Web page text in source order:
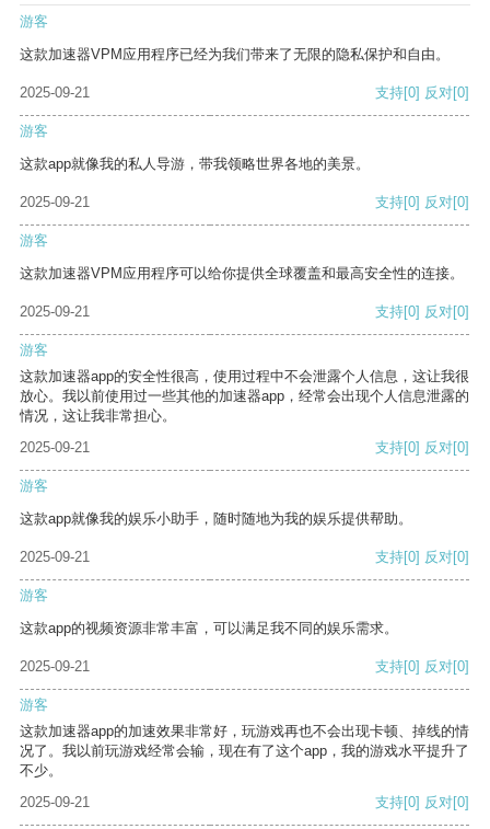
游客
这款加速器VPM应用程序已经为我们带来了无限的隐私保护和自由。
2025-09-21 支持[0] 反对[0]
游客
这款app就像我的私人导游，带我领略世界各地的美景。
2025-09-21 支持[0] 反对[0]
游客
这款加速器VPM应用程序可以给你提供全球覆盖和最高安全性的连接。
2025-09-21 支持[0] 反对[0]
游客
这款加速器app的安全性很高，使用过程中不会泄露个人信息，这让我很
放心。我以前使用过一些其他的加速器app，经常会出现个人信息泄露的
情况，这让我非常担心。
2025-09-21
支持[0] 反对[0]
游客
这款app就像我的娱乐小助手，随时随地为我的娱乐提供帮助。
2025-09-21 支持[0] 反对[0]
游客
这款app的视频资源非常丰富，可以满足我不同的娱乐需求。
2025-09-21 支持[0] 反对[0]
游客
这款加速器app的加速效果非常好，玩游戏再也不会出现卡顿、掉线的情
况了。我以前玩游戏经常会输，现在有了这个app，我的游戏水平提升了
不少。
2025-09-21
支持[0] 反对[0]